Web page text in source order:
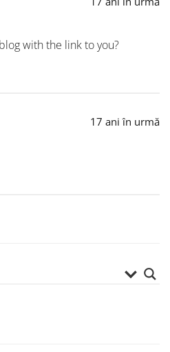
with the link to you?
17 ani în urmă